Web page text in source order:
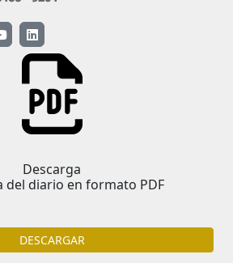
Descarga
del diario en formato PDF
DESCARGAR